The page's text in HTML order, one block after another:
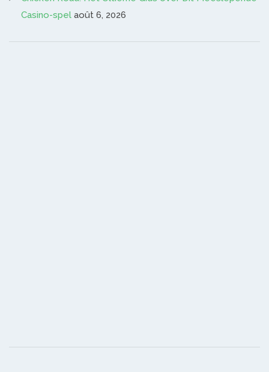
Casino-spel août 6, 2026